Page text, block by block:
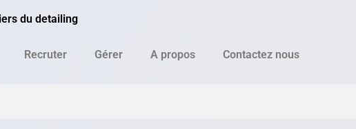
du detailing
Recruter Gérer A propos Contactez nous